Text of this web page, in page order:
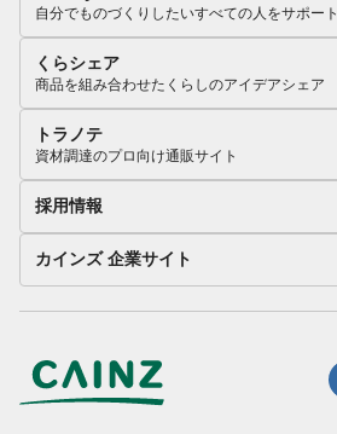
自分でものづくりしたいすべての人をサポート
くらシェア
商品を組み合わせたくらしのアイデアシェア
トラノテ
資材調達のプロ向け通販サイト
採用情報
カインズ 企業サイト